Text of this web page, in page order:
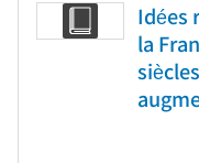
Idées
la